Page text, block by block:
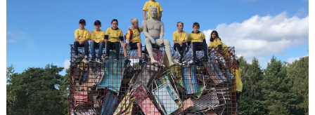
VELLINGE IF:S VÄNNER
DOKUMENT
KONTAKT